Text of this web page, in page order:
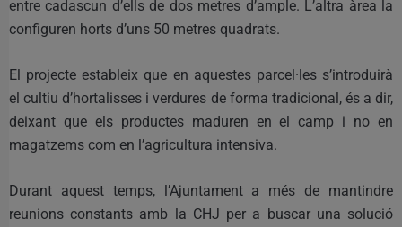
entre cadascun d’ells de dos metres d’ample. L’altra àrea la
configuren horts d’uns 50 metres quadrats.
El projecte estableix que en aquestes parcel·les s’introduirà
el cultiu d’hortalisses i verdures de forma tradicional, és a dir,
deixant que els productes maduren en el camp i no en
magatzems com en l’agricultura intensiva.
Durant aquest temps, l’Ajuntament a més de mantindre
reunions constants amb la CHJ per a buscar una solució